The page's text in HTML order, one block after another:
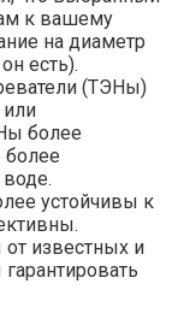
к вашему
на диаметр
есть).
(ТЭНы)
более
более
устойчивы к
известных и